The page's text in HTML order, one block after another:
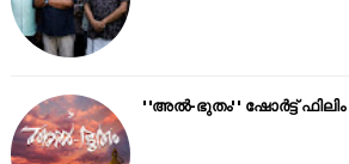
''അൽ-ഭുതം'' ഷോർട്ട് ഫിലിം